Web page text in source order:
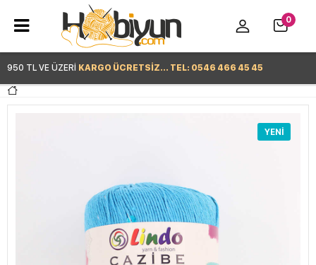
950 TL VE ÜZERİ KARGO ÜCRETSİZ... TEL: 0546 466 45 45
0
YENI